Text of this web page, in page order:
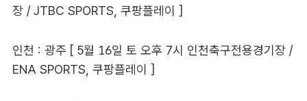
장 / JTBC SPORTS, 쿠팡플레이 ]
인천 : 광주 [ 5월 16일 토 오후 7시 인천축구전용경기장 /
ENA SPORTS, 쿠팡플레이 ]